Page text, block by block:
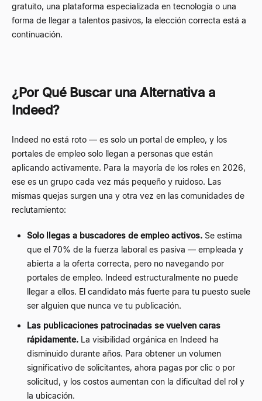
gratuito, una plataforma especializada en tecnología o una
forma de llegar a talentos pasivos, la elección correcta está a
continuación.
¿Por Qué Buscar una Alternativa a
Indeed?
Indeed no está roto — es solo un portal de empleo, y los
portales de empleo solo llegan a personas que están
aplicando activamente. Para la mayoría de los roles en 2026,
ese es un grupo cada vez más pequeño y ruidoso. Las
mismas quejas surgen una y otra vez en las comunidades de
reclutamiento:
Solo llegas a buscadores de empleo activos. Se estima
que el 70% de la fuerza laboral es pasiva — empleada y
abierta a la oferta correcta, pero no navegando por
portales de empleo. Indeed estructuralmente no puede
llegar a ellos. El candidato más fuerte para tu puesto suele
ser alguien que nunca ve tu publicación.
Las publicaciones patrocinadas se vuelven caras
rápidamente. La visibilidad orgánica en Indeed ha
disminuido durante años. Para obtener un volumen
significativo de solicitantes, ahora pagas por clic o por
solicitud, y los costos aumentan con la dificultad del rol y
la ubicación.